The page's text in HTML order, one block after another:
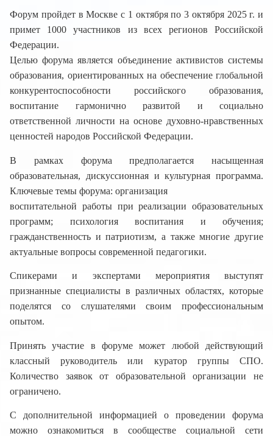
Форум пройдет в Москве с 1 октября по 3 октября 2025 г. и
примет 1000 участников из всех регионов Российской
Федерации.
Целью форума является объединение активистов системы
образования, ориентированных на обеспечение глобальной
конкурентоспособности российского образования,
воспитание гармонично развитой и социально
ответственной личности на основе духовно-нравственных
ценностей народов Российской Федерации.
В рамках форума предполагается насыщенная
образовательная, дискуссионная и культурная программа.
Ключевые темы форума: организация
воспитательной работы при реализации образовательных
программ; психология воспитания и обучения;
гражданственность и патриотизм, а также многие другие
актуальные вопросы современной педагогики.
Спикерами и экспертами мероприятия выступят
признанные специалисты в различных областях, которые
поделятся со слушателями своим профессиональным
опытом.
Принять участие в форуме может любой действующий
классный руководитель или куратор группы СПО.
Количество заявок от образовательной организации не
ограничено.
С дополнительной информацией о проведении форума
можно ознакомиться в сообществе социальной сети